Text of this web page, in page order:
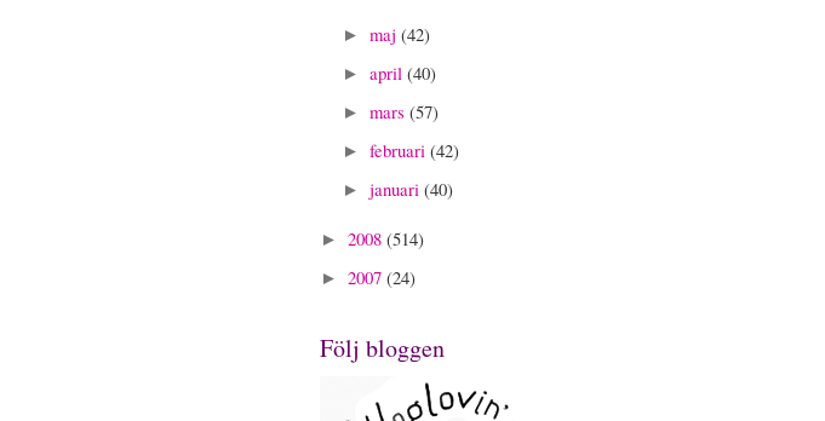
► maj (42)
► april (40)
► mars (57)
► februari (42)
► januari (40)
► 2008 (514)
► 2007 (24)
Följ bloggen